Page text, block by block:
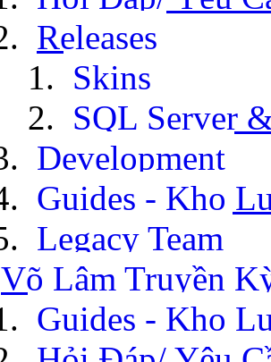
Releases
Skins
SQL Server
Development
Guides - Kho
Legacy Team
Võ Lâm Truyền
Guides - Kho